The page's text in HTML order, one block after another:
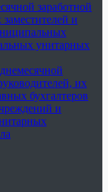
заработной
и
унитарных
их
бухгалтеров
и